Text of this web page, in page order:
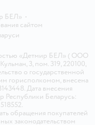
БЕЛ» •
сайтом
«Детмир БЕЛ» ( ООО
3, пом. 319, 220100,
о государственной
горисполкомом, внесена
Дата внесения
Республики Беларусь:
обращения покупателей
законодательством